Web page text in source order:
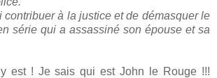
contribuer à la justice et de démasquer le
série qui a assassiné son épouse et sa
est ! Je sais qui est John le Rouge !!!